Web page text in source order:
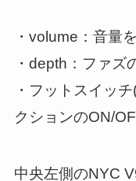
・volume：音量
・depth：ファズ
・フットスイッ
クションのON/
中央左側のNYC